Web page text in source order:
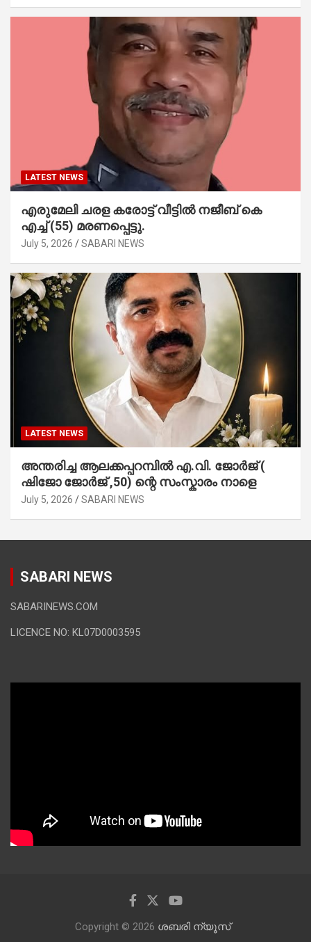
LATEST NEWS
എരുമേലി ചരള കരോട്ട് വീട്ടിൽ നജീബ് കെ
എച്ച് (55) മരണപ്പെട്ടു.
July 5, 2026 SABARI NEWS
LATEST NEWS
അന്തരിച്ച ആ​ല​ക്ക​പ്പ​റമ്പിൽ​ എ.​വി. ജോ​ർ​ജ് (
ഷിജോ ജോർജ് ,50) ന്റെ സംസ്കാരം നാളെ
July 5, 2026 SABARI NEWS
SABARI NEWS
SABARINEWS.COM
LICENCE NO: KL07D0003595
Copyright © 2026 ശബരി ന്യൂസ്